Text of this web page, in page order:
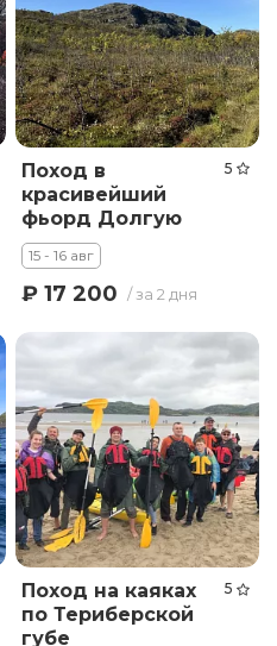
5
Поход в
красивейший
фьорд Долгую
щель
15 - 16 авг
₽ 17 200 / за 2 дня
5
Поход на каяках
по Териберской
губе